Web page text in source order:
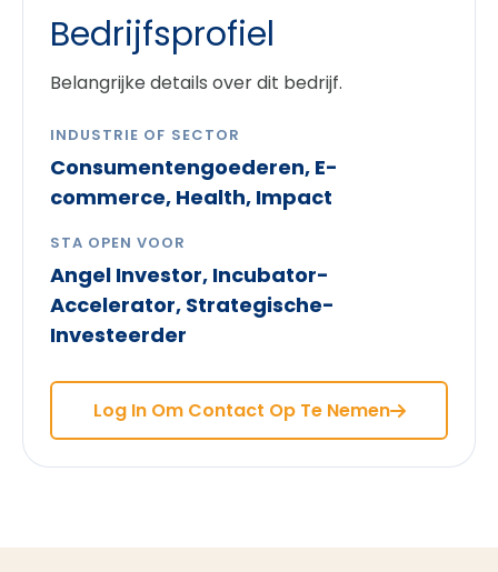
Bedrijfsprofiel
Belangrijke details over dit bedrijf.
INDUSTRIE OF SECTOR
Consumentengoederen, E-
commerce, Health, Impact
STA OPEN VOOR
Angel Investor, Incubator-
Accelerator, Strategische-
Investeerder
Log In Om Contact Op Te Nemen